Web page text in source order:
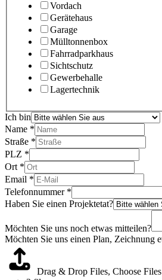
Vordach
Gerätehaus
Garage
Mülltonnenbox
Fahrradparkhaus
Sichtschutz
Gewerbehalle
Lagertechnik
Ich bin
Name *
Straße *
PLZ *
Ort *
Email *
Telefonnummer *
Haben Sie einen Projektetat?
Möchten Sie uns noch etwas mitteilen?
Möchten Sie uns einen Plan, Zeichnung
Drag & Drop Files, Choose